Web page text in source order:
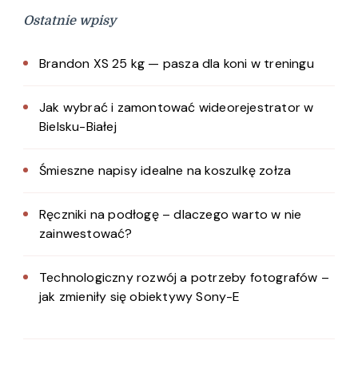
Ostatnie wpisy
Brandon XS 25 kg — pasza dla koni w treningu
Jak wybrać i zamontować wideorejestrator w
Bielsku-Białej
Śmieszne napisy idealne na koszulkę zołza
Ręczniki na podłogę – dlaczego warto w nie
zainwestować?
Technologiczny rozwój a potrzeby fotografów –
jak zmieniły się obiektywy Sony-E